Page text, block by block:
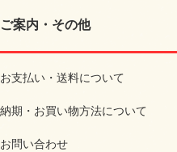
ご案内・その他
お支払い・送料について
納期・お買い物方法について
お問い合わせ